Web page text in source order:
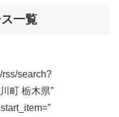
一覧
rss/search?
町 栃木県”